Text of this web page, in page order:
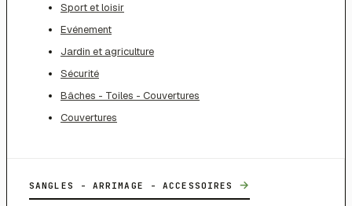
Sport et loisir
Evénement
Jardin et agriculture
Sécurité
Bâches - Toiles - Couvertures
Couvertures
SANGLES - ARRIMAGE - ACCESSOIRES →